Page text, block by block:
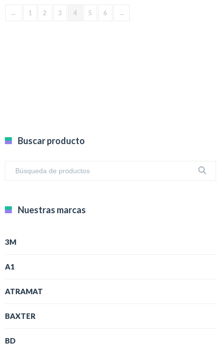
← 1 2 3 4 5 6 →
Buscar producto
Nuestras marcas
3M
A1
ATRAMAT
BAXTER
BD